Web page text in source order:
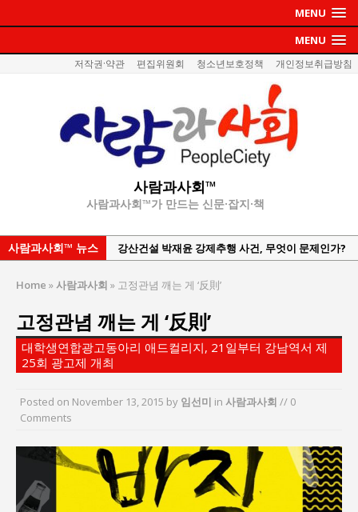
MENU
MENU
저작권·약관 편집위원회 청소년보호정책 개인정보취급방침
사람과사회™
사람과사회™가 만드는 신문·잡지·책
사람과사회™ 뉴스
강산건설 박재윤 강제추행 사건, 무엇이 문제인가?
세미나 개최
서효석 충청향우회중앙회 총재 취임 논란 확산
“엄마의 절박함과 ‘실무형 정치인’으로 생활정치 실
김종대, “현대전, 강한 군대도 약해질 수 있다”
이홍원 작가, 생활문화상품 4종 판매
통일 지향 2국가론: 한반도 평화의 새로운 길
Home »사람과사회 » 고정관념 깨는 게 ‘反則’
고정관념 깨는 게 ‘反則’
대학생연합광고동아리 애드컬리지, 21일부터 강남역서 제
25회 광고제 개최
Posted on November 13, 2015 by 임선미 in 사람과사회 // 0
Comments